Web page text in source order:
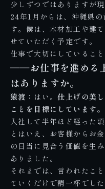
少しずつではありますが
24年1月からは、 沖縄県
す。僕は、木材加工や建
せていただく予定です。
仕事で大切にしていること
――お仕事を進める
はありますか。
猿渡： はい。仕上げの美
ことを目標にしています。
入社して半年ほど経った
とはいえ、お客様からお
の日当に見合う価値を生
ありました。
それまでは、言われたこ
ていくだけで精一杯でし